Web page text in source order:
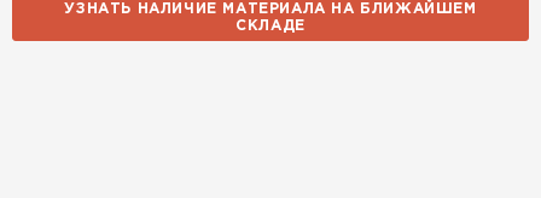
УЗНАТЬ НАЛИЧИЕ МАТЕРИАЛА НА БЛИЖАЙШЕМ
СКЛАДЕ